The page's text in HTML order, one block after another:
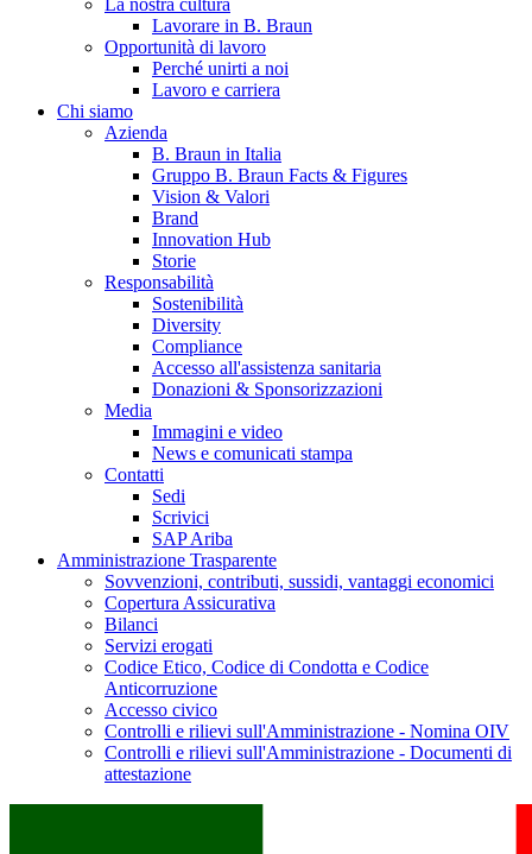
B. Braun in Italia
Scopri chi siamo ed entra nel mondo di B. Braun in Italia: 4
sedi, 4 aziende, più di 700 dipendenti e un Centro di
Eccellenza a livello globale.
La nostra cultura
Lavorare in B. Braun
Opportunità di lavoro
Perché unirti a noi
Lavoro e carriera
Chi siamo
Azienda
B. Braun in Italia
Gruppo B. Braun Facts & Figures
Vision & Valori
Brand
Innovation Hub
Storie
Responsabilità
Sostenibilità
Diversity
Compliance
Accesso all'assistenza sanitaria
Donazioni & Sponsorizzazioni
Media
Immagini e video
News e comunicati stampa
Contatti
Sedi
Scrivici
SAP Ariba
Amministrazione Trasparente
Sovvenzioni, contributi, sussidi, vantaggi economici
Copertura Assicurativa
Bilanci
Servizi erogati
Codice Etico, Codice di Condotta e Codice
Anticorruzione
Accesso civico
Controlli e rilievi sull'Amministrazione - Nomina OIV
Controlli e rilievi sull'Amministrazione - Documenti di
attestazione